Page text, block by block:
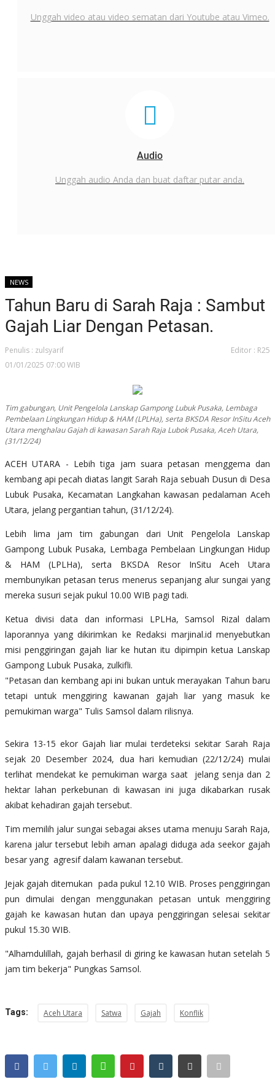
Unggah video atau video sematan dari Youtube atau Vimeo.
Audio
Unggah audio Anda dan buat daftar putar anda.
NEWS
Tahun Baru di Sarah Raja : Sambut
Gajah Liar Dengan Petasan.
Penulis : zulsyarif
Editor : R25
01/01/2025 07:00 WIB
Tim gabungan, Unit Pengelola Lanskap Gampong Lubuk Pusaka, Lembaga
Pembelaan Lingkungan Hidup & HAM (LPLHa), serta BKSDA Resor InSitu Aceh
Utara menghalau Gajah di kawasan Sarah Raja Lubok Pusaka, Aceh Utara,
(31/12/24)
ACEH UTARA - Lebih tiga jam suara petasan menggema dan
kembang api pecah diatas langit Sarah Raja sebuah Dusun di Desa
Lubuk Pusaka, Kecamatan Langkahan kawasan pedalaman Aceh
Utara, jelang pergantian tahun, (31/12/24).
Lebih lima jam tim gabungan dari Unit Pengelola Lanskap
Gampong Lubuk Pusaka, Lembaga Pembelaan Lingkungan Hidup
& HAM (LPLHa), serta BKSDA Resor InSitu Aceh Utara
membunyikan petasan terus menerus sepanjang alur sungai yang
mereka susuri sejak pukul 10.00 WIB pagi tadi.
Ketua divisi data dan informasi LPLHa, Samsol Rizal dalam
laporannya yang dikirimkan ke Redaksi marjinal.id menyebutkan
misi penggiringan gajah liar ke hutan itu dipimpin ketua Lanskap
Gampong Lubuk Pusaka, zulkifli.
"Petasan dan kembang api ini bukan untuk merayakan Tahun baru
tetapi untuk menggiring kawanan gajah liar yang masuk ke
pemukiman warga" Tulis Samsol dalam rilisnya.
Sekira 13-15 ekor Gajah liar mulai terdeteksi sekitar Sarah Raja
sejak 20 Desember 2024, dua hari kemudian (22/12/24) mulai
terlihat mendekat ke pemukiman warga saat jelang senja dan 2
hektar lahan perkebunan di kawasan ini juga dikabarkan rusak
akibat kehadiran gajah tersebut.
Tim memilih jalur sungai sebagai akses utama menuju Sarah Raja,
karena jalur tersebut lebih aman apalagi diduga ada seekor gajah
besar yang agresif dalam kawanan tersebut.
Jejak gajah ditemukan pada pukul 12.10 WIB. Proses penggiringan
pun dimulai dengan menggunakan petasan untuk menggiring
gajah ke kawasan hutan dan upaya penggiringan selesai sekitar
pukul 15.30 WIB.
"Alhamdulillah, gajah berhasil di giring ke kawasan hutan setelah 5
jam tim bekerja" Pungkas Samsol.
Tags: Aceh Utara Satwa Gajah Konflik